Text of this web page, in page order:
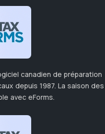
canadien de préparation
depuis 1987. La saison des
avec eForms.